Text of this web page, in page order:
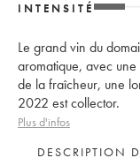
INTENSITÉ
Le grand vin du
aromatique, avec
de la fraîcheur, une
2022 est collector.
Plus d'infos
DESCRIPTION